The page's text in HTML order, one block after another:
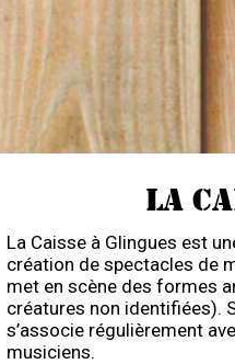
LA
La Caisse à Glingues est
création de spectacles de
met en scène des formes
créatures non identifiées).
s’associe régulièrement
musiciens.